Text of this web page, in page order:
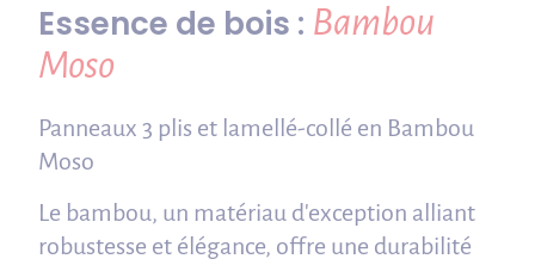
Essence de bois : Bambou
Moso
Panneaux 3 plis et lamellé-collé en Bambou
Moso
Le bambou, un matériau d'exception alliant
robustesse et élégance, offre une durabilité